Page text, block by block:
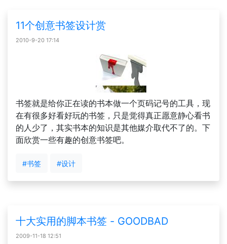
11个创意书签设计赏
2010-9-20 17:14
书签就是给你正在读的书本做一个页码记号的工具，现
在有很多好看好玩的书签，只是觉得真正愿意静心看书
的人少了，其实书本的知识是其他媒介取代不了的。下
面欣赏一些有趣的创意书签吧。
#书签 #设计
十大实用的脚本书签 - GOODBAD
2009-11-18 12:51